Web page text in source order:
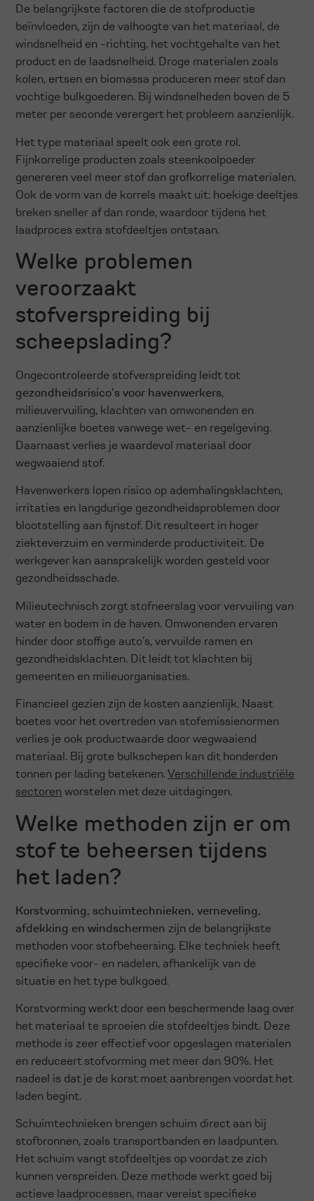
De belangrijkste factoren die de stofproductie
beïnvloeden, zijn de valhoogte van het materiaal, de
windsnelheid en -richting, het vochtgehalte van het
product en de laadsnelheid. Droge materialen zoals
kolen, ertsen en biomassa produceren meer stof dan
vochtige bulkgoederen. Bij windsnelheden boven de 5
meter per seconde verergert het probleem aanzienlijk.
Het type materiaal speelt ook een grote rol.
Fijnkorrelige producten zoals steenkoolpoeder
genereren veel meer stof dan grofkorrelige materialen.
Ook de vorm van de korrels maakt uit: hoekige deeltjes
breken sneller af dan ronde, waardoor tijdens het
laadproces extra stofdeeltjes ontstaan.
Welke problemen
veroorzaakt
stofverspreiding bij
scheepslading?
Ongecontroleerde stofverspreiding leidt tot
gezondheidsrisico’s voor havenwerkers,
milieuvervuiling, klachten van omwonenden en
aanzienlijke boetes vanwege wet- en regelgeving.
Daarnaast verlies je waardevol materiaal door
wegwaaiend stof.
Havenwerkers lopen risico op ademhalingsklachten,
irritaties en langdurige gezondheidsproblemen door
blootstelling aan fijnstof. Dit resulteert in hoger
ziekteverzuim en verminderde productiviteit. De
werkgever kan aansprakelijk worden gesteld voor
gezondheidsschade.
Milieutechnisch zorgt stofneerslag voor vervuiling van
water en bodem in de haven. Omwonenden ervaren
hinder door stoffige auto’s, vervuilde ramen en
gezondheidsklachten. Dit leidt tot klachten bij
gemeenten en milieuorganisaties.
Financieel gezien zijn de kosten aanzienlijk. Naast
boetes voor het overtreden van stofemissienormen
verlies je ook productwaarde door wegwaaiend
materiaal. Bij grote bulkschepen kan dit honderden
tonnen per lading betekenen.Verschillende industriële
sectoren worstelen met deze uitdagingen.
Welke methoden zijn er om
stof te beheersen tijdens
het laden?
Korstvorming, schuimtechnieken, verneveling,
afdekking en windschermen zijn de belangrijkste
methoden voor stofbeheersing. Elke techniek heeft
specifieke voor- en nadelen, afhankelijk van de
situatie en het type bulkgoed.
Korstvorming werkt door een beschermende laag over
het materiaal te sproeien die stofdeeltjes bindt. Deze
methode is zeer effectief voor opgeslagen materialen
en reduceert stofvorming met meer dan 90%. Het
nadeel is dat je de korst moet aanbrengen voordat het
laden begint.
Schuimtechnieken brengen schuim direct aan bij
stofbronnen, zoals transportbanden en laadpunten.
Het schuim vangt stofdeeltjes op voordat ze zich
kunnen verspreiden. Deze methode werkt goed bij
actieve laadprocessen, maar vereist specifieke